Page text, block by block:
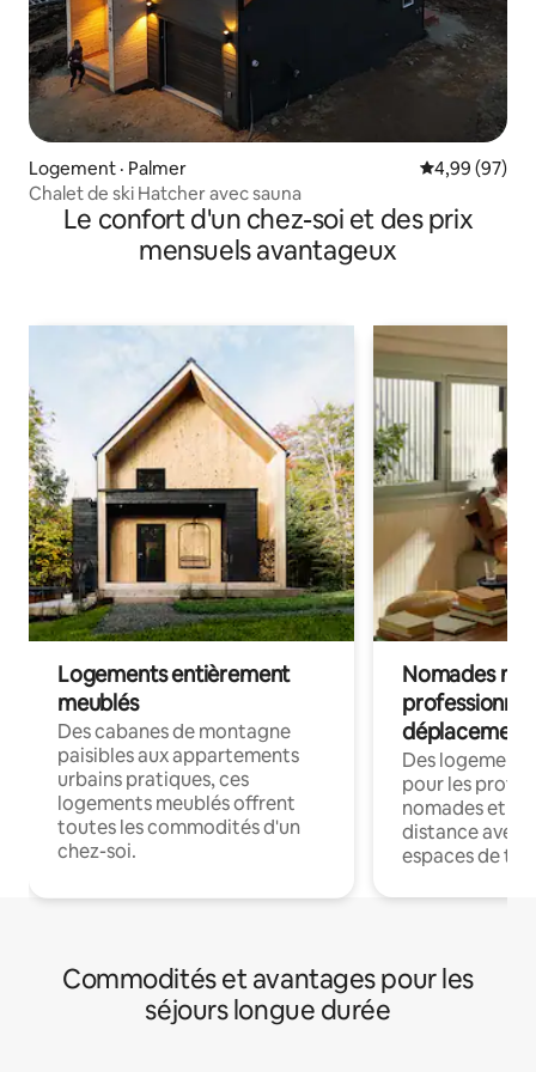
Logement · Palmer Note
4,99 (97)
Chalet de ski Hatcher avec sauna
Le confort d'un chez-soi et des prix
mensuels avantageux
Logements entièrement
meublés
Des cabanes de montagne
paisibles aux appartements
urbains pratiques, ces
logements meublés offrent
toutes les commodités d'un
chez-soi.
Nomades
déplacement
Des
pour les
nomades et
distance avec
espaces de
Commodités et avantages pour les
séjours longue durée